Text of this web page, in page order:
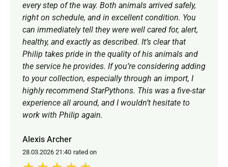
every step of the way. Both animals arrived safely,
right on schedule, and in excellent condition. You
can immediately tell they were well cared for, alert,
healthy, and exactly as described. It’s clear that
Philip takes pride in the quality of his animals and
the service he provides. If you’re considering adding
to your collection, especially through an import, I
highly recommend StarPythons. This was a five-star
experience all around, and I wouldn’t hesitate to
work with Philip again.
Alexis Archer
28.03.2026 21:40 rated on